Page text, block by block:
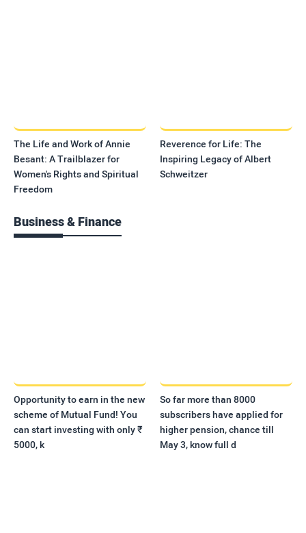
The Life and Work of Annie
Besant: A Trailblazer for
Women's Rights and Spiritual
Freedom
Reverence for Life: The
Inspiring Legacy of Albert
Schweitzer
Business & Finance
Opportunity to earn in the new
scheme of Mutual Fund! You
can start investing with only ₹
5000, k
So far more than 8000
subscribers have applied for
higher pension, chance till
May 3, know full d